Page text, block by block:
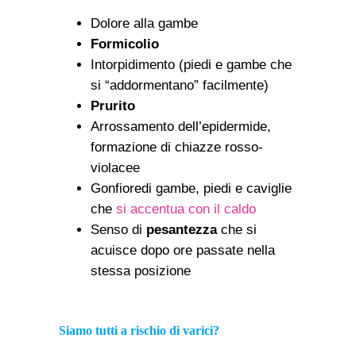
Dolore alla gambe
Formicolio
Intorpidimento (piedi e gambe che
si “addormentano” facilmente)
Prurito
Arrossamento dell’epidermide,
formazione di chiazze rosso-
violacee
Gonfioredi gambe, piedi e caviglie
che si accentua con il caldo
Senso di pesantezza che si
acuisce dopo ore passate nella
stessa posizione
Siamo tutti a rischio di varici?